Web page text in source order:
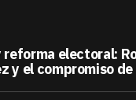
reforma electoral:
y el compromiso de